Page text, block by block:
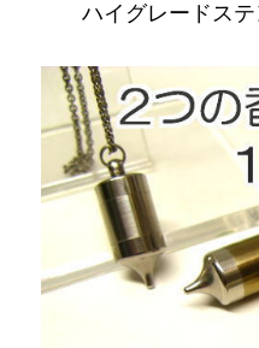
ハイグレードス